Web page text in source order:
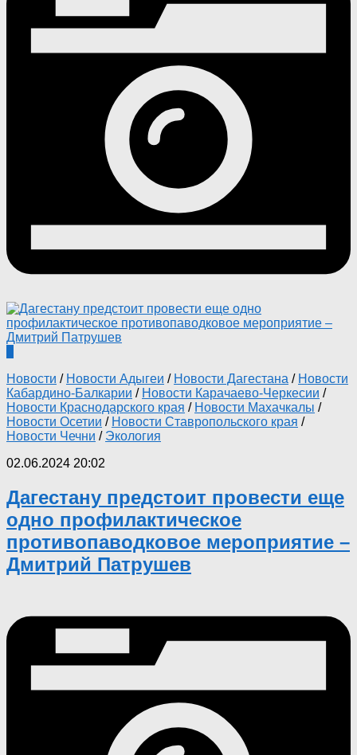
Новости / Новости Адыгеи / Новости Дагестана / Новости
Кабардино-Балкарии / Новости Карачаево-Черкесии /
Новости Краснодарского края / Новости Махачкалы /
Новости Осетии / Новости Ставропольского края /
Новости Чечни / Экология
02.06.2024 20:02
Дагестану предстоит провести еще
одно профилактическое
противопаводковое мероприятие –
Дмитрий Патрушев